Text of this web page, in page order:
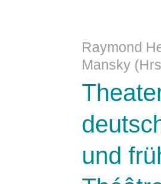
Raymond
Mansky
und